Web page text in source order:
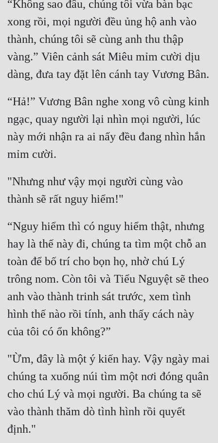
“Không sao đâu, chúng tôi vừa bàn bạc
xong rồi, mọi người đều ủng hộ anh vào
thành, chúng tôi sẽ cùng anh thu thập
vàng.” Viên cảnh sát Miêu mỉm cười dịu
“Hả!” Vương Bân nghe xong vô cùng kinh
ngạc, quay người lại nhìn mọi người, lúc
này mới nhận ra ai nấy đều đang nhìn hắn
"Nhưng như vậy mọi người cùng vào
“Nguy hiểm thì có nguy hiểm thật, nhưng
hay là thế này đi, chúng ta tìm một chỗ an
toàn để bố trí cho bọn họ, nhờ chú Lý
trông nom. Còn tôi và Tiểu Nguyệt sẽ theo
anh vào thành trinh sát trước, xem tình
hình thế nào rồi tính, anh thấy cách này
"Ừm, đây là một ý kiến hay. Vậy ngày mai
chúng ta xuống núi tìm một nơi đóng quân
cho chú Lý và mọi người. Ba chúng ta sẽ
vào thành thăm dò tình hình rồi quyết